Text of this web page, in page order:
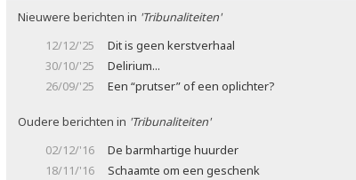
Nieuwere berichten in 'Tribunaliteiten'
12/12/'25
Dit is geen kerstverhaal
30/10/'25
Delirium...
26/09/'25
Een “prutser” of een oplichter?
Oudere berichten in 'Tribunaliteiten'
02/12/'16
De barmhartige huurder
18/11/'16
Schaamte om een geschenk